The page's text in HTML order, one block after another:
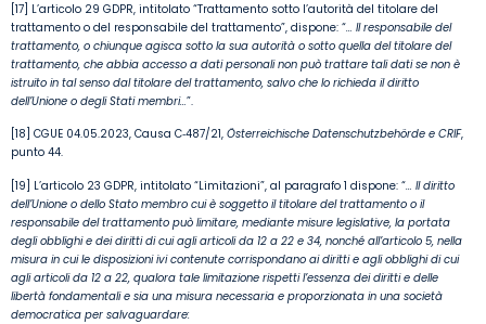
[17] L’articolo 29 GDPR, intitolato “Trattamento sotto l’autorità del titolare del
trattamento o del responsabile del trattamento”, dispone: “… Il responsabile del
trattamento, o chiunque agisca sotto la sua autorità o sotto quella del titolare del
trattamento, che abbia accesso a dati personali non può trattare tali dati se non è
istruito in tal senso dal titolare del trattamento, salvo che lo richieda il diritto
dell’Unione o degli Stati membri…”.
[18] CGUE 04.05.2023, Causa C‑487/21, Österreichische Datenschutzbehörde e CRIF,
punto 44.
[19] L’articolo 23 GDPR, intitolato “Limitazioni”, al paragrafo 1 dispone: “… Il diritto
dell’Unione o dello Stato membro cui è soggetto il titolare del trattamento o il
responsabile del trattamento può limitare, mediante misure legislative, la portata
degli obblighi e dei diritti di cui agli articoli da 12 a 22 e 34, nonché all’articolo 5, nella
misura in cui le disposizioni ivi contenute corrispondano ai diritti e agli obblighi di cui
agli articoli da 12 a 22, qualora tale limitazione rispetti l’essenza dei diritti e delle
libertà fondamentali e sia una misura necessaria e proporzionata in una società
democratica per salvaguardare: